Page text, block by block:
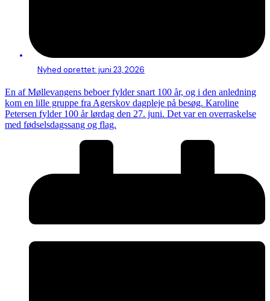
Nyhed oprettet: juni 23, 2026
En af Møllevangens beboer fylder snart 100 år, og i den anledning
kom en lille gruppe fra Agerskov dagpleje på besøg. Karoline
Petersen fylder 100 år lørdag den 27. juni. Det var en overraskelse
med fødselsdagssang og flag.